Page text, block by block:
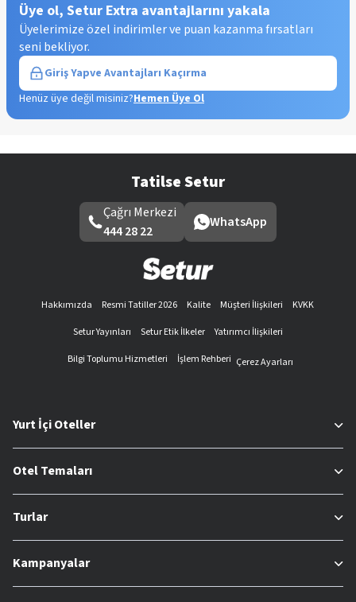
Üye ol, Setur Extra avantajlarını yakala
Üyelerimize özel indirimler ve puan kazanma fırsatları
seni bekliyor.
Giriş Yapve Avantajları Kaçırma
Henüz üye değil misiniz?Hemen Üye Ol
Tatilse Setur
Çağrı Merkezi
444 28 22
WhatsApp
Hakkımızda Resmi Tatiller 2026 Kalite Müşteri İlişkileri
KVKK
Setur Yayınları
Setur Etik İlkeler
Yatırımcı İlişkileri
Bilgi Toplumu Hizmetleri
İşlem Rehberi Çerez Ayarları
Yurt İçi Oteller
Otel Temaları
Turlar
Kampanyalar